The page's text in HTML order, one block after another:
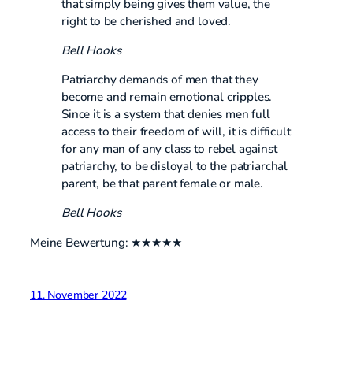
that simply being gives them value, the
right to be cherished and loved.
Bell Hooks
Patriarchy demands of men that they
become and remain emotional cripples.
Since it is a system that denies men full
access to their freedom of will, it is difficult
for any man of any class to rebel against
patriarchy, to be disloyal to the patriarchal
parent, be that parent female or male.
Bell Hooks
Meine Bewertung: ★★★★★
11. November 2022